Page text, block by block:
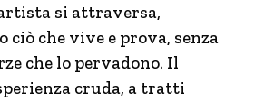
si attraversa,
ciò che vive e prova, senza
che lo pervadono. Il
cruda, a tratti